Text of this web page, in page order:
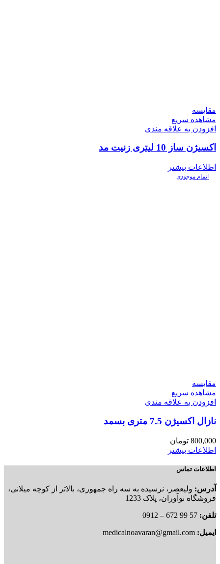
مقایسه
مشاهده سریع
افزودن به علاقه مندی
اکسیژن ساز 10 لیتری زنیت مد
اطلاعات بیشتر
اتمام موجودی
مقایسه
مشاهده سریع
افزودن به علاقه مندی
نازال اکسیژن 7.5 متری بسمد
800,000 تومان
اطلاعات بیشتر
اطلاعات تماس
آدرس: ولیعصر، نرسیده به سه راه جمهوری، بالاتر از کوچه میلانی،
فروشگاه نوآوران، پلاک 1233
تلفن: 57 99 672 – 0912
ایمیل: